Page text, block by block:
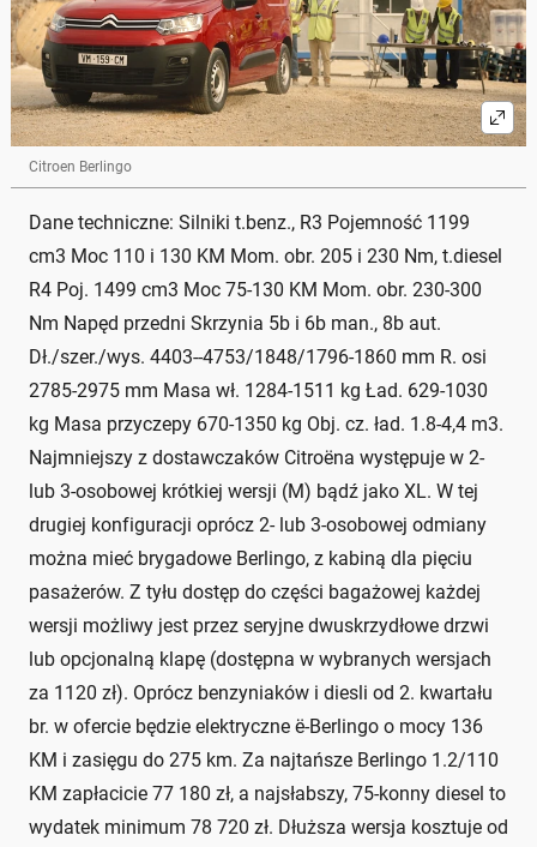
Citroen Berlingo
Dane techniczne: Silniki t.benz., R3 Pojemność 1199
cm3 Moc 110 i 130 KM Mom. obr. 205 i 230 Nm, t.diesel
R4 Poj. 1499 cm3 Moc 75-130 KM Mom. obr. 230-300
Nm Napęd przedni Skrzynia 5b i 6b man., 8b aut.
Dł./szer./wys. 4403--4753/1848/1796-1860 mm R. osi
2785-2975 mm Masa wł. 1284-1511 kg Ład. 629-1030
kg Masa przyczepy 670-1350 kg Obj. cz. ład. 1.8-4,4 m3.
Najmniejszy z dostawczaków Citroëna występuje w 2-
lub 3-osobowej krótkiej wersji (M) bądź jako XL. W tej
drugiej konfiguracji oprócz 2- lub 3-osobowej odmiany
można mieć brygadowe Berlingo, z kabiną dla pięciu
pasażerów. Z tyłu dostęp do części bagażowej każdej
wersji możliwy jest przez seryjne dwuskrzydłowe drzwi
lub opcjonalną klapę (dostępna w wybranych wersjach
za 1120 zł). Oprócz benzyniaków i diesli od 2. kwartału
br. w ofercie będzie elektryczne ë-Berlingo o mocy 136
KM i zasięgu do 275 km. Za najtańsze Berlingo 1.2/110
KM zapłacicie 77 180 zł, a najsłabszy, 75-konny diesel to
wydatek minimum 78 720 zł. Dłuższa wersja kosztuje od